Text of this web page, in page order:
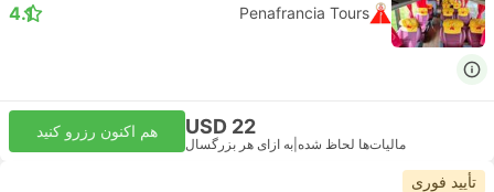
Penafrancia Tours
4.1
USD 22
مالیات‌ها لحاظ شده به ازای هر بزرگسال
هم اکنون رزرو کنید
تأیید فوری